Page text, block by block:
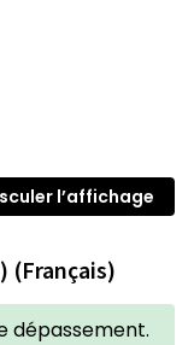
l’affichage
(Français)
dépassement.